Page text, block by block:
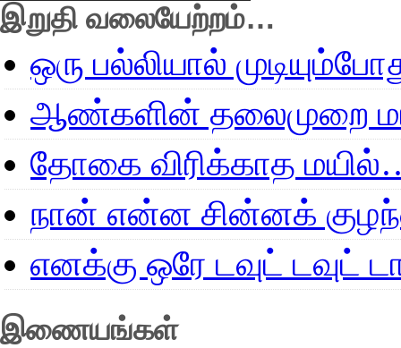
இறுதி வலையேற்றம்…
ஒரு பல்லியால்
ஆண்களின் தலைமுறை
தோகை விரிக்காத
நான் என்ன சின்னக்
எனக்கு ஒரே டவுட் டவுட்
இணையங்கள்